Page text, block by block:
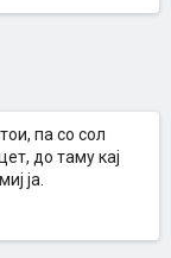
па со сол
до таму кај
ја.